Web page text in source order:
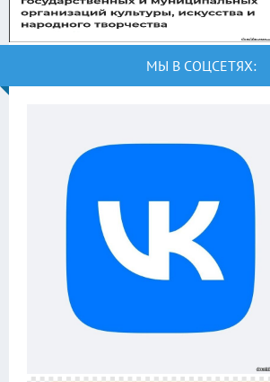
МЫ В СОЦСЕТЯХ: